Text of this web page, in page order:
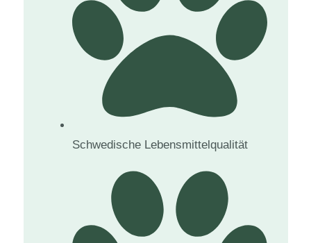
Schwedische Lebensmittelqualität